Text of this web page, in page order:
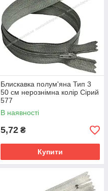
Блискавка полум'яна Тип 3
50 см нерознімна колір Сірий
577
В наявності
5,72 ₴
Купити